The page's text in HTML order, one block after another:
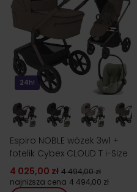
24h!
Espiro NOBLE wózek 3w1 +
fotelik Cybex CLOUD T i-Size
4 025,00 zł 4 494,00 zł
najniższa cena 4 494,00 zł